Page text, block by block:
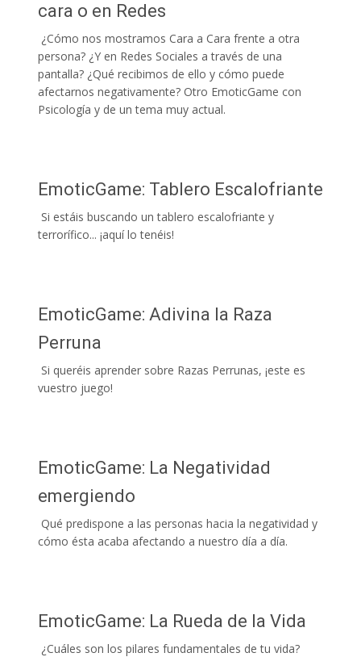
cara o en Redes
¿Cómo nos mostramos Cara a Cara frente a otra
persona? ¿Y en Redes Sociales a través de una
pantalla? ¿Qué recibimos de ello y cómo puede
afectarnos negativamente? Otro EmoticGame con
Psicología y de un tema muy actual.
EmoticGame: Tablero Escalofriante
Si estáis buscando un tablero escalofriante y
terrorífico... ¡aquí lo tenéis!
EmoticGame: Adivina la Raza
Perruna
Si queréis aprender sobre Razas Perrunas, ¡este es
vuestro juego!
EmoticGame: La Negatividad
emergiendo
Qué predispone a las personas hacia la negatividad y
cómo ésta acaba afectando a nuestro día a día.
EmoticGame: La Rueda de la Vida
¿Cuáles son los pilares fundamentales de tu vida?